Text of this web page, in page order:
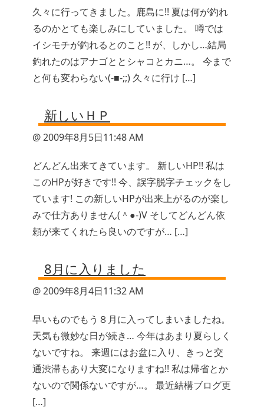
久々に行ってきました。鹿島に!! 夏は何が釣れ
るのかとても楽しみにしていました。 噂では
イシモチが釣れるとのこと!! が、しかし…結局
釣れたのはアナゴととシャコとカニ…。 今まで
と何も変わらない(-■-;;) 久々に行け […]
新しいＨＰ
@ 2009年8月5日11:48 AM
どんどん出来てきています。 新しいHP!! 私は
このHPが好きです!! 今、誤字脱字チェックをし
ています! この新しいHPが出来上がるのが楽し
みで仕方ありません(＾●-)V そしてどんどん依
頼が来てくれたら良いのですが… […]
8月に入りました
@ 2009年8月4日11:32 AM
早いものでもう８月に入ってしまいましたね。
天気も微妙な日が続き… 今年はあまり夏らしく
ないですね。 来週にはお盆に入り、きっと交
通渋滞もあり大変になりますね!! 私は帰省とか
ないので関係ないですが…。 最近結構ブログ更
[…]